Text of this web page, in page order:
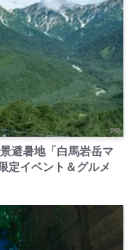
PR
避暑地「白馬岩岳マ
定イベント＆グルメ